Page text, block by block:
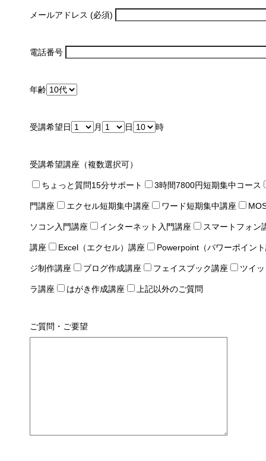
メールアドレス (必須)
電話番号
年齢
受講希望日 月 日 時
受講希望講座（複数選択可）
ちょっと質問15分サポート 3時間7800円短期集中コース
門講座 エクセル短期集中講座 ワード短期集中講座
ソコン入門講座 インターネット入門講座 スマートフォン
講座 Excel（エクセル）講座 Powerpoint（パワーポイン
ジ制作講座 ブログ作成講座 フェイスブック講座 ツイ
ラ講座 はがき作成講座 上記以外のご質問
ご質問・ご要望